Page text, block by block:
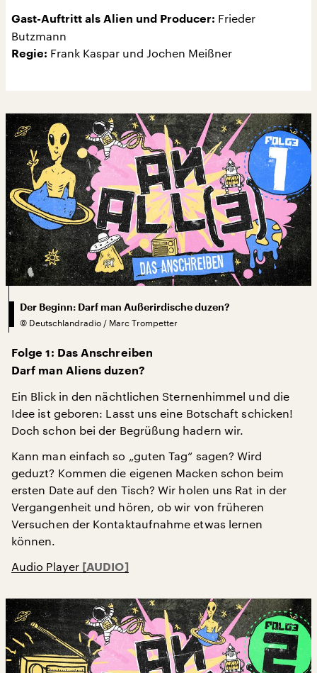
Gast-Auftritt als Alien und Producer: Frieder
Butzmann
Regie: Frank Kaspar und Jochen Meißner
Der Beginn: Darf man Außerirdische duzen?
© Deutschlandradio / Marc Trompetter
Folge 1: Das Anschreiben
Darf man Aliens duzen?
Ein Blick in den nächtlichen Sternenhimmel und die
Idee ist geboren: Lasst uns eine Botschaft schicken!
Doch schon bei der Begrüßung hadern wir.
Kann man einfach so „guten Tag“ sagen? Wird
geduzt? Kommen die eigenen Macken schon beim
ersten Date auf den Tisch? Wir holen uns Rat in der
Vergangenheit und hören, ob wir von früheren
Versuchen der Kontaktaufnahme etwas lernen
können.
Audio Player